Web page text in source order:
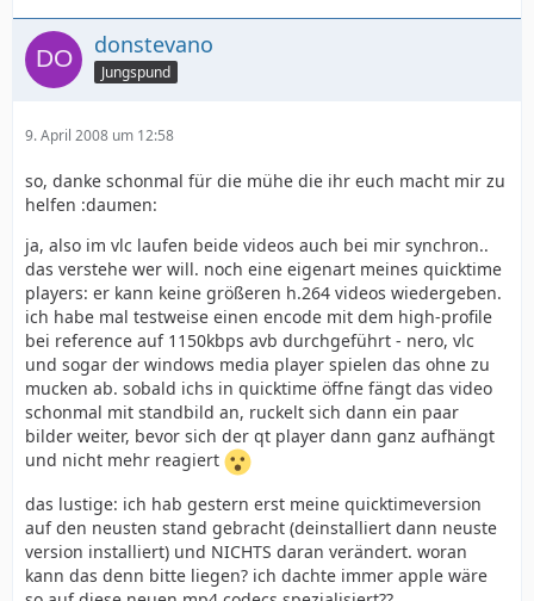
donstevano
Jungspund
9. April 2008 um 12:58
so, danke schonmal für die mühe die ihr euch macht mir zu
helfen :daumen:
ja, also im vlc laufen beide videos auch bei mir synchron..
das verstehe wer will. noch eine eigenart meines quicktime
players: er kann keine größeren h.264 videos wiedergeben.
ich habe mal testweise einen encode mit dem high-profile
bei reference auf 1150kbps avb durchgeführt - nero, vlc
und sogar der windows media player spielen das ohne zu
mucken ab. sobald ichs in quicktime öffne fängt das video
schonmal mit standbild an, ruckelt sich dann ein paar
bilder weiter, bevor sich der qt player dann ganz aufhängt
und nicht mehr reagiert
das lustige: ich hab gestern erst meine quicktimeversion
auf den neusten stand gebracht (deinstalliert dann neuste
version installiert) und NICHTS daran verändert. woran
kann das denn bitte liegen? ich dachte immer apple wäre